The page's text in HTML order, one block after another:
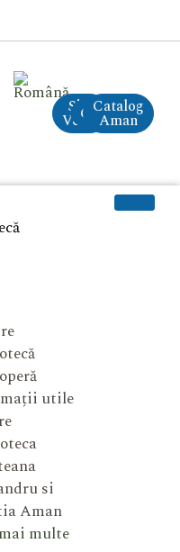
Site
VechiCreAI
Catalog
Aman
utile
si
Aman
multe